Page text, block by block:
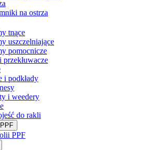
na ostrza
tnące
uszczelniające
pomocnicze
przekłuwacze
i podkłady
i weedery
do rakli
PPF